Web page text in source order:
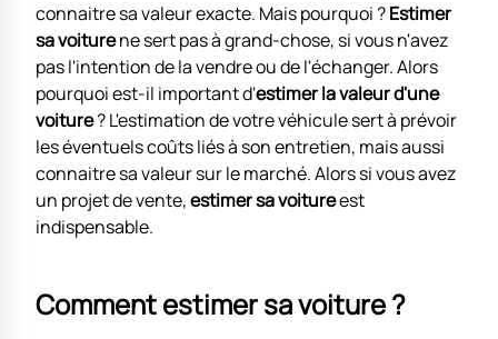
connaitre sa valeur exacte. Mais pourquoi ?Estimer
sa voiturene sert pas à grand-chose, si vous n'avez
pas l'intention de la vendre ou de l'échanger. Alors
pourquoi est-il important d'estimer la valeur d'une
voiture? L'estimation de votre véhicule sert à prévoir
les éventuels coûts liés à son entretien, mais aussi
connaitre sa valeur sur le marché. Alors si vous avez
un projet de vente,estimer sa voitureest
indispensable.
Comment estimer sa voiture ?